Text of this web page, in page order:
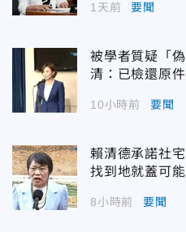
1天前 要聞
被學者質疑「
清：已檢還原
10小時前 要聞
賴清德承諾社
找到地就蓋可
8小時前 要聞